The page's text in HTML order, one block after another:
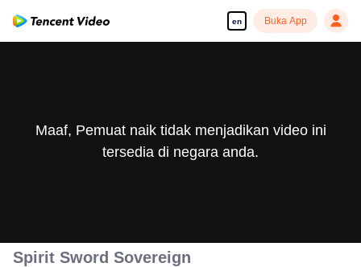
en Buka App
Maaf, Pemuat naik tidak menjadikan video ini
tersedia di negara anda.
Spirit Sword Sovereign